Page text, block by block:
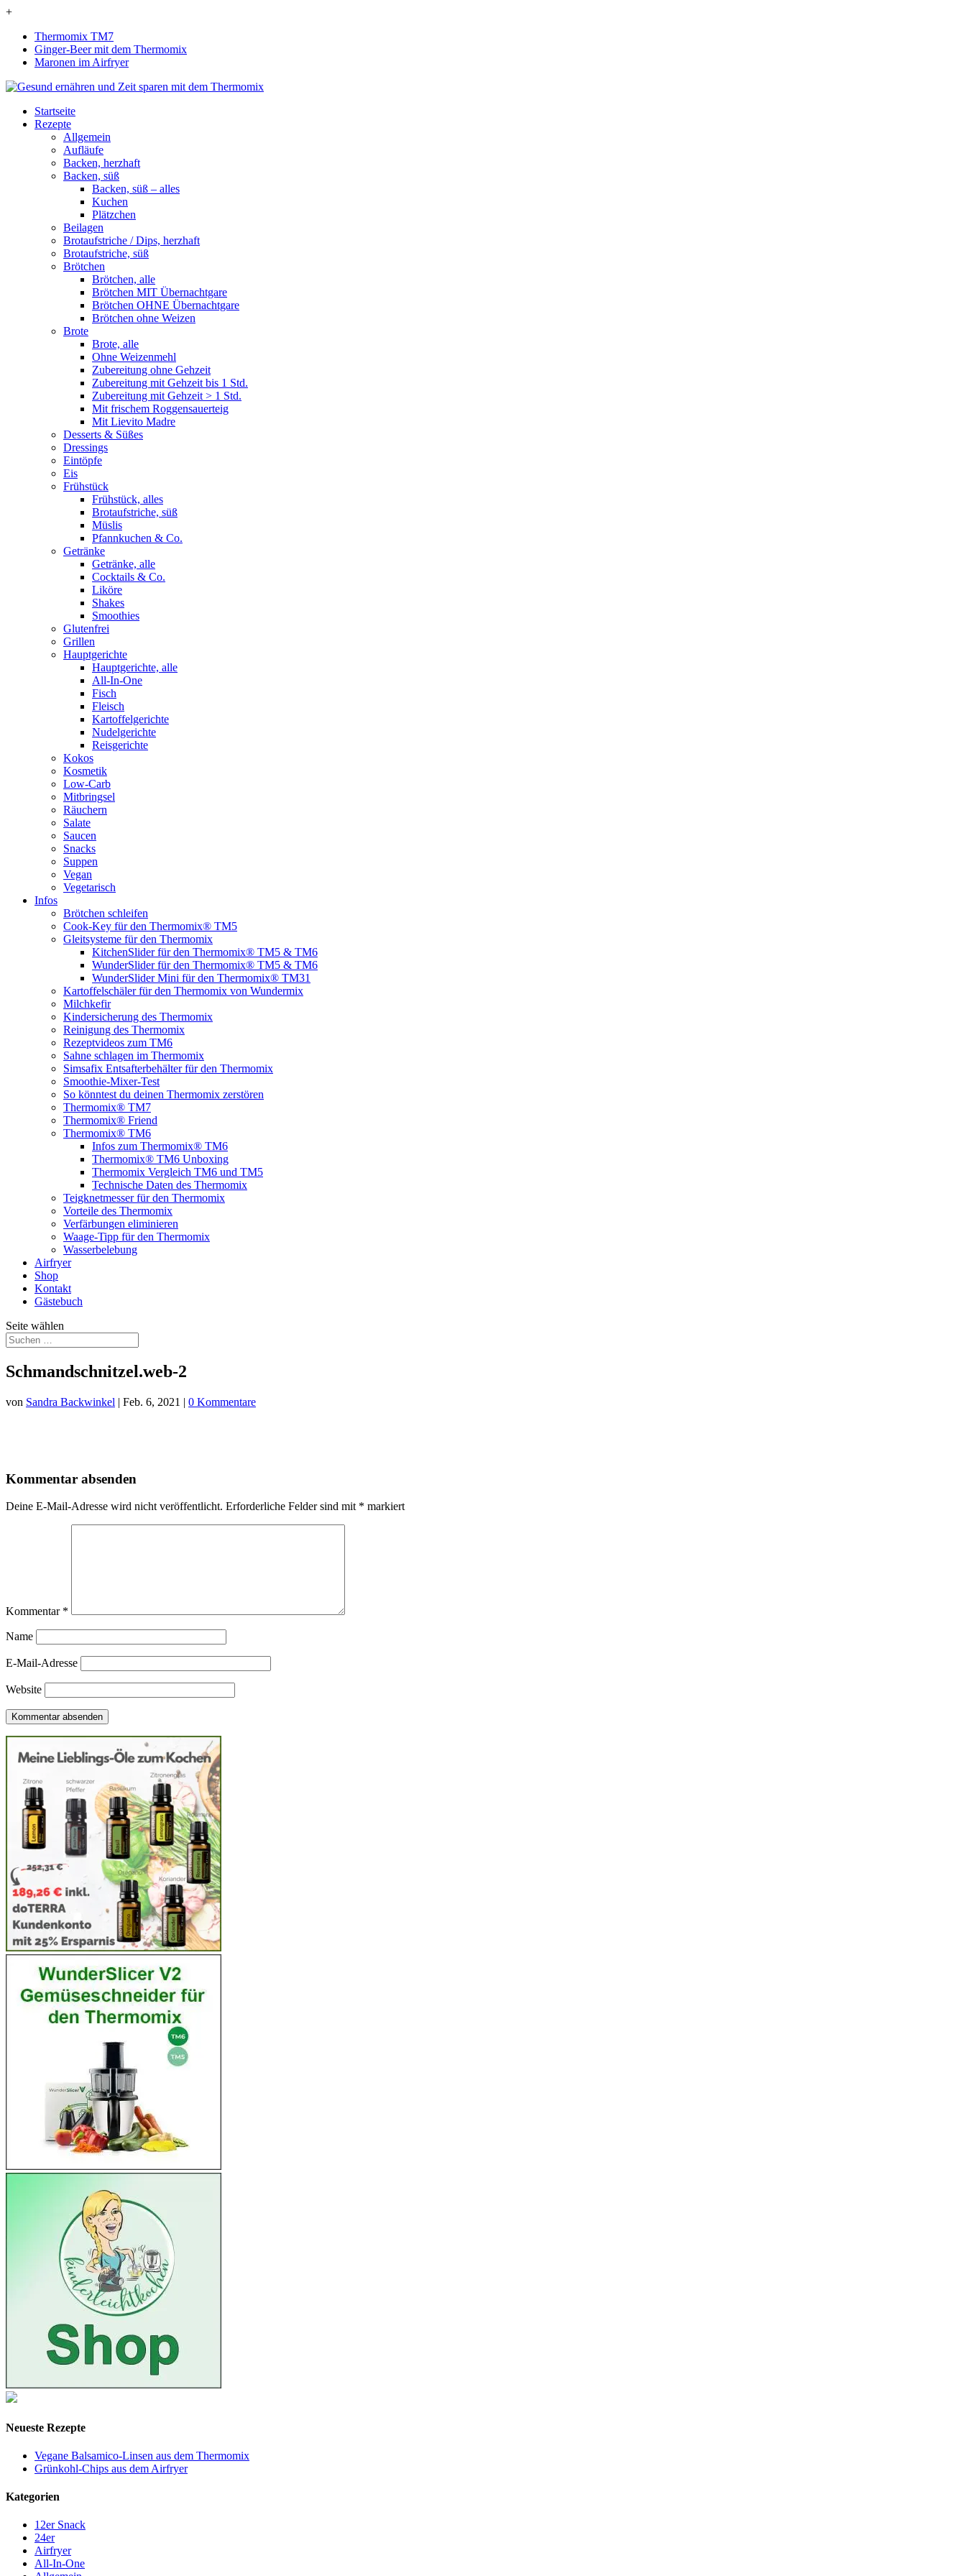
+
Thermomix TM7
Ginger-Beer mit dem Thermomix
Maronen im Airfryer
Startseite
Rezepte
Allgemein
Aufläufe
Backen, herzhaft
Backen, süß
Backen, süß – alles
Kuchen
Plätzchen
Beilagen
Brotaufstriche / Dips, herzhaft
Brotaufstriche, süß
Brötchen
Brötchen, alle
Brötchen MIT Übernachtgare
Brötchen OHNE Übernachtgare
Brötchen ohne Weizen
Brote
Brote, alle
Ohne Weizenmehl
Zubereitung ohne Gehzeit
Zubereitung mit Gehzeit bis 1 Std.
Zubereitung mit Gehzeit > 1 Std.
Mit frischem Roggensauerteig
Mit Lievito Madre
Desserts & Süßes
Dressings
Eintöpfe
Eis
Frühstück
Frühstück, alles
Brotaufstriche, süß
Müslis
Pfannkuchen & Co.
Getränke
Getränke, alle
Cocktails & Co.
Liköre
Shakes
Smoothies
Glutenfrei
Grillen
Hauptgerichte
Hauptgerichte, alle
All-In-One
Fisch
Fleisch
Kartoffelgerichte
Nudelgerichte
Reisgerichte
Kokos
Kosmetik
Low-Carb
Mitbringsel
Räuchern
Salate
Saucen
Snacks
Suppen
Vegan
Vegetarisch
Infos
Brötchen schleifen
Cook-Key für den Thermomix® TM5
Gleitsysteme für den Thermomix
KitchenSlider für den Thermomix® TM5 & TM6
WunderSlider für den Thermomix® TM5 & TM6
WunderSlider Mini für den Thermomix® TM31
Kartoffelschäler für den Thermomix von Wundermix
Milchkefir
Kindersicherung des Thermomix
Reinigung des Thermomix
Rezeptvideos zum TM6
Sahne schlagen im Thermomix
Simsafix Entsafterbehälter für den Thermomix
Smoothie-Mixer-Test
So könntest du deinen Thermomix zerstören
Thermomix® TM7
Thermomix® Friend
Thermomix® TM6
Infos zum Thermomix® TM6
Thermomix® TM6 Unboxing
Thermomix Vergleich TM6 und TM5
Technische Daten des Thermomix
Teigknetmesser für den Thermomix
Vorteile des Thermomix
Verfärbungen eliminieren
Waage-Tipp für den Thermomix
Wasserbelebung
Airfryer
Shop
Kontakt
Gästebuch
Seite wählen
Schmandschnitzel.web-2
von Sandra Backwinkel | Feb. 6, 2021 | 0 Kommentare
Kommentar absenden
Deine E-Mail-Adresse wird nicht veröffentlicht. Erforderliche Felder sind mit * markiert
Kommentar *
Name
E-Mail-Adresse
Website
Neueste Rezepte
Vegane Balsamico-Linsen aus dem Thermomix
Grünkohl-Chips aus dem Airfryer
Kategorien
12er Snack
24er
Airfryer
All-In-One